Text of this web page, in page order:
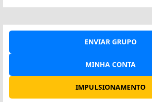
ENVIAR GRUPO
MINHA CONTA
IMPULSIONAMENTO